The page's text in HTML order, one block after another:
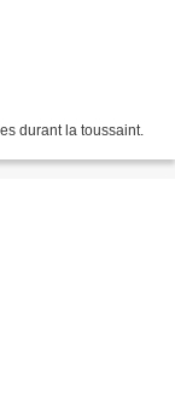
durant la toussaint.